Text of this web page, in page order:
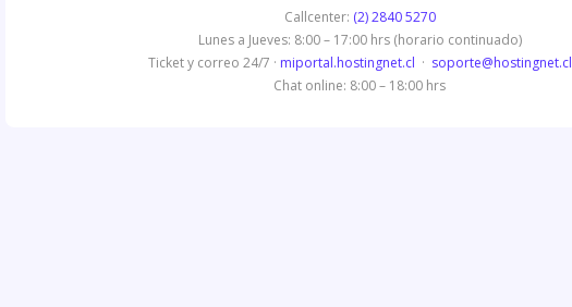
Callcenter: (2) 2840 5270
Lunes a Jueves: 8:00 – 17:00 hrs (horario continuado)
Ticket y correo 24/7 · miportal.hostingnet.cl · soporte@hostingnet.cl
Chat online: 8:00 – 18:00 hrs